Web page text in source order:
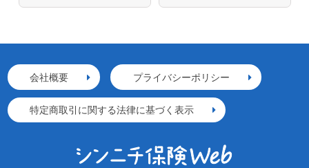
会社概要 プライバシーポリシー
特定商取引に関する法律に基づく表示